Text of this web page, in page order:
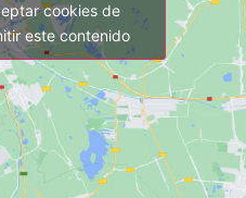
cookies de
este contenido